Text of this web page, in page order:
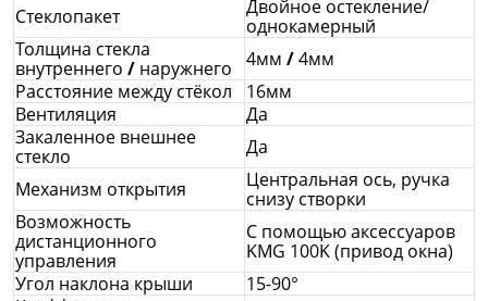
Стеклопакет
Двойное остекление/
однокамерный
Толщина стекла
внутреннего / наружнего 4мм /4мм
Расстояние между стёкол
16мм
Вентиляция
Да
Закаленное внешнее
стекло
Да
Механизм открытия
Центральная ось, ручка
снизу створки
Возможность
дистанционного
управления
С помощью аксессуаров
KMG 100K (привод окна)
Угол наклона крыши
15-90°